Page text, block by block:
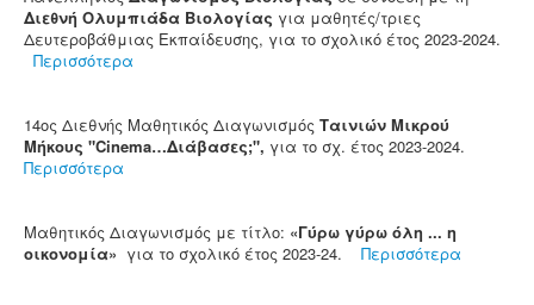
Διεθνή Ολυμπιάδα Βιολογίας για μαθητές/τριες
Δευτεροβάθμιας Εκπαίδευσης, για το σχολικό έτος 2023-2024.
Περισσότερα
14ος Διεθνής Μαθητικός Διαγωνισμός Ταινιών Μικρού
Μήκους "Cinema…Διάβασες;", για το σχ. έτος 2023-2024.
Περισσότερα
Μαθητικός Διαγωνισμός με τίτλο: «Γύρω γύρω όλη ... η
οικονομία» για το σχολικό έτος 2023-24. Περισσότερα